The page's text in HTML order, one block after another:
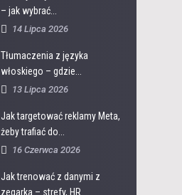
– jak wybrać...
14 Lipca 2026
Tłumaczenia z języka
włoskiego – gdzie...
13 Lipca 2026
Jak targetować reklamy Meta,
żeby trafiać do...
16 Czerwca 2026
Jak trenować z danymi z
zegarka – strefy, HR...